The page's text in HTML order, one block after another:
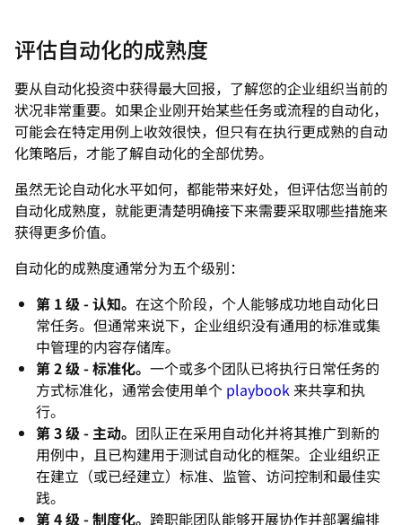
评估自动化的成熟度
要从自动化投资中获得最大回报，了解您的企业组织当前的
状况非常重要。如果企业刚开始某些任务或流程的自动化，
可能会在特定用例上收效很快，但只有在执行更成熟的自动
化策略后，才能了解自动化的全部优势。
虽然无论自动化水平如何，都能带来好处，但评估您当前的
自动化成熟度，就能更清楚明确接下来需要采取哪些措施来
获得更多价值。
自动化的成熟度通常分为五个级别：
第 1 级 - 认知。 在这个阶段，个人能够成功地自动化日
常任务。但通常来说下，企业组织没有通用的标准或集
中管理的内容存储库。
第 2 级 - 标准化。 一个或多个团队已将执行日常任务的
方式标准化，通常会使用单个 playbook来共享和执
行。
第 3 级 - 主动。 团队正在采用自动化并将其推广到新的
用例中，且已构建用于测试自动化的框架。企业组织正
在建立（或已经建立）标准、监管、访问控制和最佳实
践。
第 4 级 - 制度化。 跨职能团队能够开展协作并部署编排